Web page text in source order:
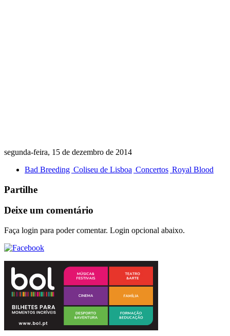
segunda-feira, 15 de dezembro de 2014
Bad Breeding Coliseu de Lisboa Concertos Royal Blood
Partilhe
Deixe um comentário
Faça login para poder comentar. Login opcional abaixo.